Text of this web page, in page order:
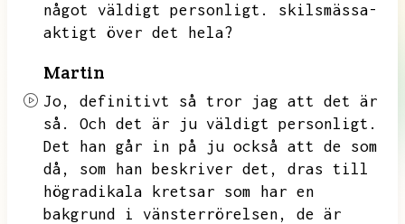
något väldigt personligt.
skilsmässa-
aktigt över det hela?
Martin
Jo,
definitivt så tror jag att det är
så.
Och det är ju väldigt personligt.
Det han går in på ju också att de som
då,
som han beskriver det,
dras till
högradikala kretsar som har en
bakgrund i vänsterrörelsen,
de är